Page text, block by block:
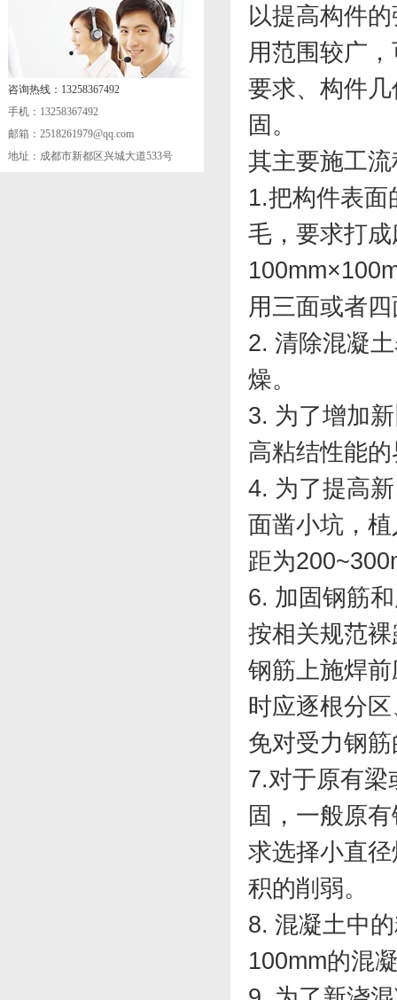
咨询热线：13258367492
手机：13258367492
邮箱：2518261979@qq.com
地址：成都市新都区兴城大道533号
以提高构件
用范围较广
要求、构件
固 。
其主要施工
1.把构件表
毛，要求打
用三面或者
2. 清除混凝
燥。
3. 为了增加
高粘结性能
4. 为了提高
面凿小坑，
距为
6. 加固钢筋
按相关规范
钢筋上施焊
时应逐根分
免对受力钢
7.对于原有梁
固，一般原
求选择小直
积的削弱。
8. 混凝土中
100mm的混